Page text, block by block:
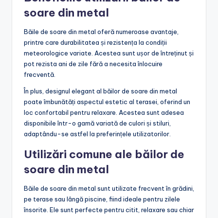
soare din metal
Băile de soare din metal oferă numeroase avantaje,
printre care durabilitatea și rezistența la condiții
meteorologice variate. Acestea sunt ușor de întreținut și
pot rezista ani de zile fără a necesita înlocuire
frecventă.
În plus, designul elegant al băilor de soare din metal
poate îmbunătăți aspectul estetic al terasei, oferind un
loc confortabil pentru relaxare. Acestea sunt adesea
disponibile într-o gamă variată de culori și stiluri,
adaptându-se astfel la preferințele utilizatorilor.
Utilizări comune ale băilor de
soare din metal
Băile de soare din metal sunt utilizate frecvent în grădini,
pe terase sau lângă piscine, fiind ideale pentru zilele
însorite. Ele sunt perfecte pentru citit, relaxare sau chiar